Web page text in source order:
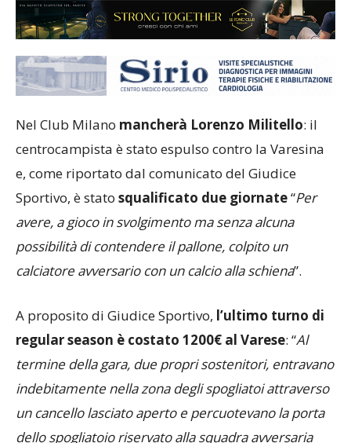
Nel Club Milanomancherà Lorenzo Militello
centrocampista è stato espulso contro la Varesina
e, come riportato dal comunicato del Giudice
Sportivo, è statosqualificato due giornate“
avere, a gioco in svolgimento ma senza alcuna
calciatore avversario con un calcio alla schiena”.
A proposito di Giudice Sportivo,l’ultimo turno di
regular season è costato 1200€ al Varese: “Al
termine della gara, due propri sostenitori, entravano
indebitamente nella zona degli spogliatoi attraverso